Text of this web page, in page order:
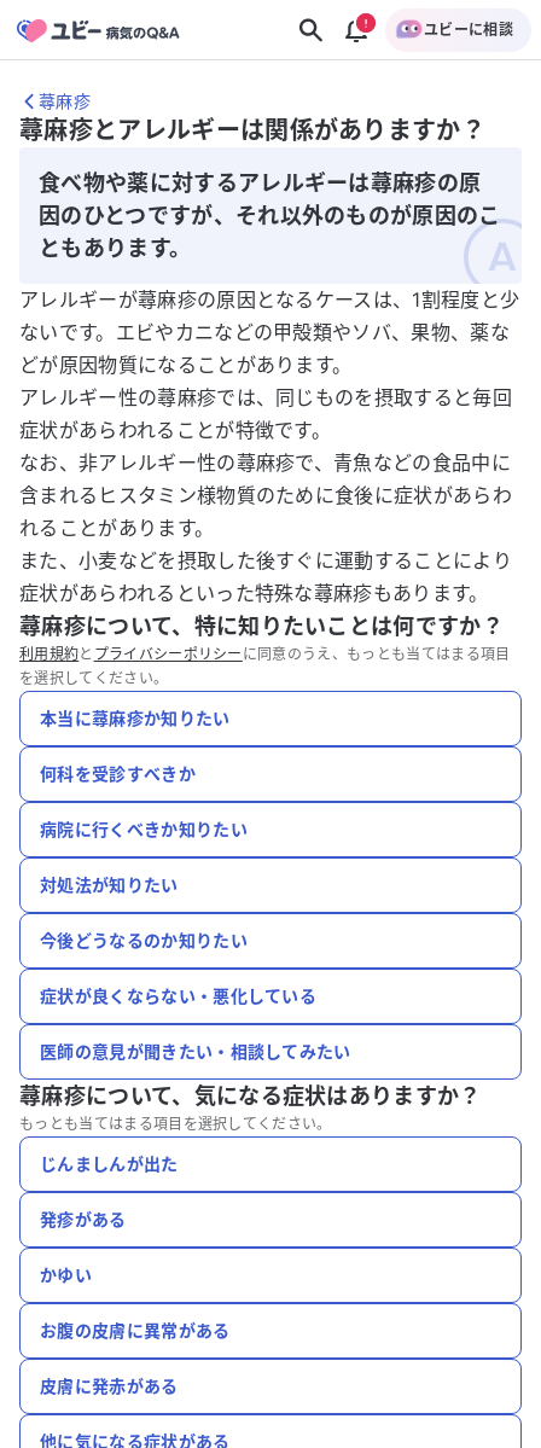
ユビーに相談
蕁麻疹
蕁麻疹とアレルギーは関係がありますか？
食べ物や薬に対するアレルギーは蕁麻疹の原
因のひとつですが、それ以外のものが原因のこ
ともあります。
アレルギーが蕁麻疹の原因となるケースは、1割程度と少
ないです。エビやカニなどの甲殻類やソバ、果物、薬な
どが原因物質になることがあります。
アレルギー性の蕁麻疹では、同じものを摂取すると毎回
症状があらわれることが特徴です。
なお、非アレルギー性の蕁麻疹で、青魚などの食品中に
含まれるヒスタミン様物質のために食後に症状があらわ
れることがあります。
また、小麦などを摂取した後すぐに運動することにより
症状があらわれるといった特殊な蕁麻疹もあります。
蕁麻疹について、特に知りたいことは何ですか？
利用規約と プライバシーポリシー に同意のうえ、もっとも当てはまる項目
を選択してください。
本当に蕁麻疹か知りたい
何科を受診すべきか
病院に行くべきか知りたい
対処法が知りたい
今後どうなるのか知りたい
症状が良くならない・悪化している
医師の意見が聞きたい・相談してみたい
蕁麻疹について、 気になる症状はありますか？
もっとも当てはまる項目を選択してください。
じんましんが出た
発疹がある
かゆい
お腹の皮膚に異常がある
皮膚に発赤がある
他に気になる症状がある